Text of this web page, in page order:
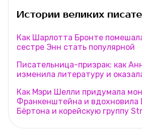
Истории великих
Как Шарлотта Бронте
сестре Энн стать популярной
Писательница-призрак: как
изменила литературу и
Как Мэри Шелли придумала
Франкенштейна и вдохновила
Бёртона и корейскую группу